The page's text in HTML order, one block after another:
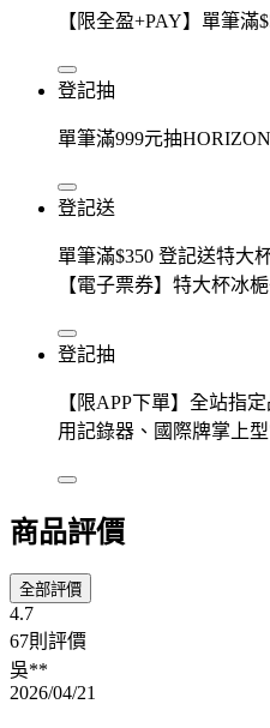
【限全盈+PAY】單筆滿
登記抽
單筆滿999元抽
登記送
單筆滿$350 登記送特大
【電子票券】特大杯冰
登記抽
【限APP下單】全站指
用記錄器、國際牌掌上
商品評價
全部評價
4.7
67則評價
吳**
2026/04/21